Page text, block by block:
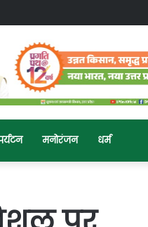
मनोरंजन धर्म